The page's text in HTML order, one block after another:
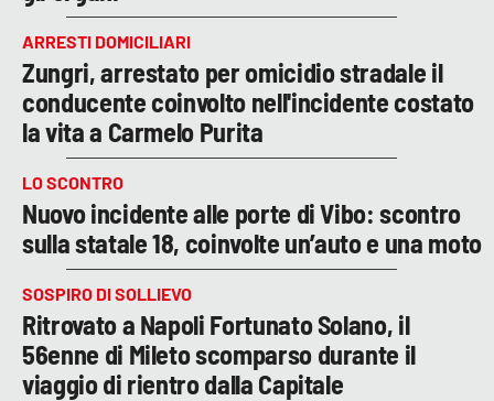
ARRESTI DOMICILIARI
Zungri, arrestato per omicidio stradale il
conducente coinvolto nell'incidente costato
la vita a Carmelo Purita
LO SCONTRO
Nuovo incidente alle porte di Vibo: scontro
sulla statale 18, coinvolte un’auto e una moto
SOSPIRO DI SOLLIEVO
Ritrovato a Napoli Fortunato Solano, il
56enne di Mileto scomparso durante il
viaggio di rientro dalla Capitale